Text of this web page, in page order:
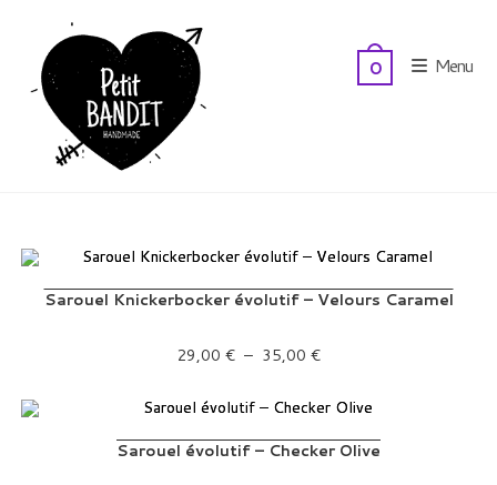
content
0 Menu
Sarouel Knickerbocker évolutif – Velours Caramel
29,00 € – 35,00 €Plage de prix : 29,00 € à 35,00 €
Sarouel évolutif – Checker Olive